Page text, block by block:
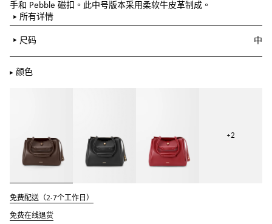
手和 Pebble 磁扣。此中号版本采用柔软牛皮革制成。
所有详情
尺码 中
颜色
+2
免费配送（2-7个工作日）
免费在线退货